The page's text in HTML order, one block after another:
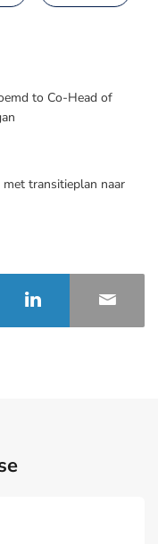
to Co-Head of
transitieplan naar